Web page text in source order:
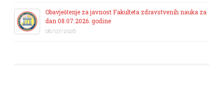
Obavještenje za javnost Fakulteta zdravstvenih nauka za
dan 08.07.2026. godine
08/07/2026